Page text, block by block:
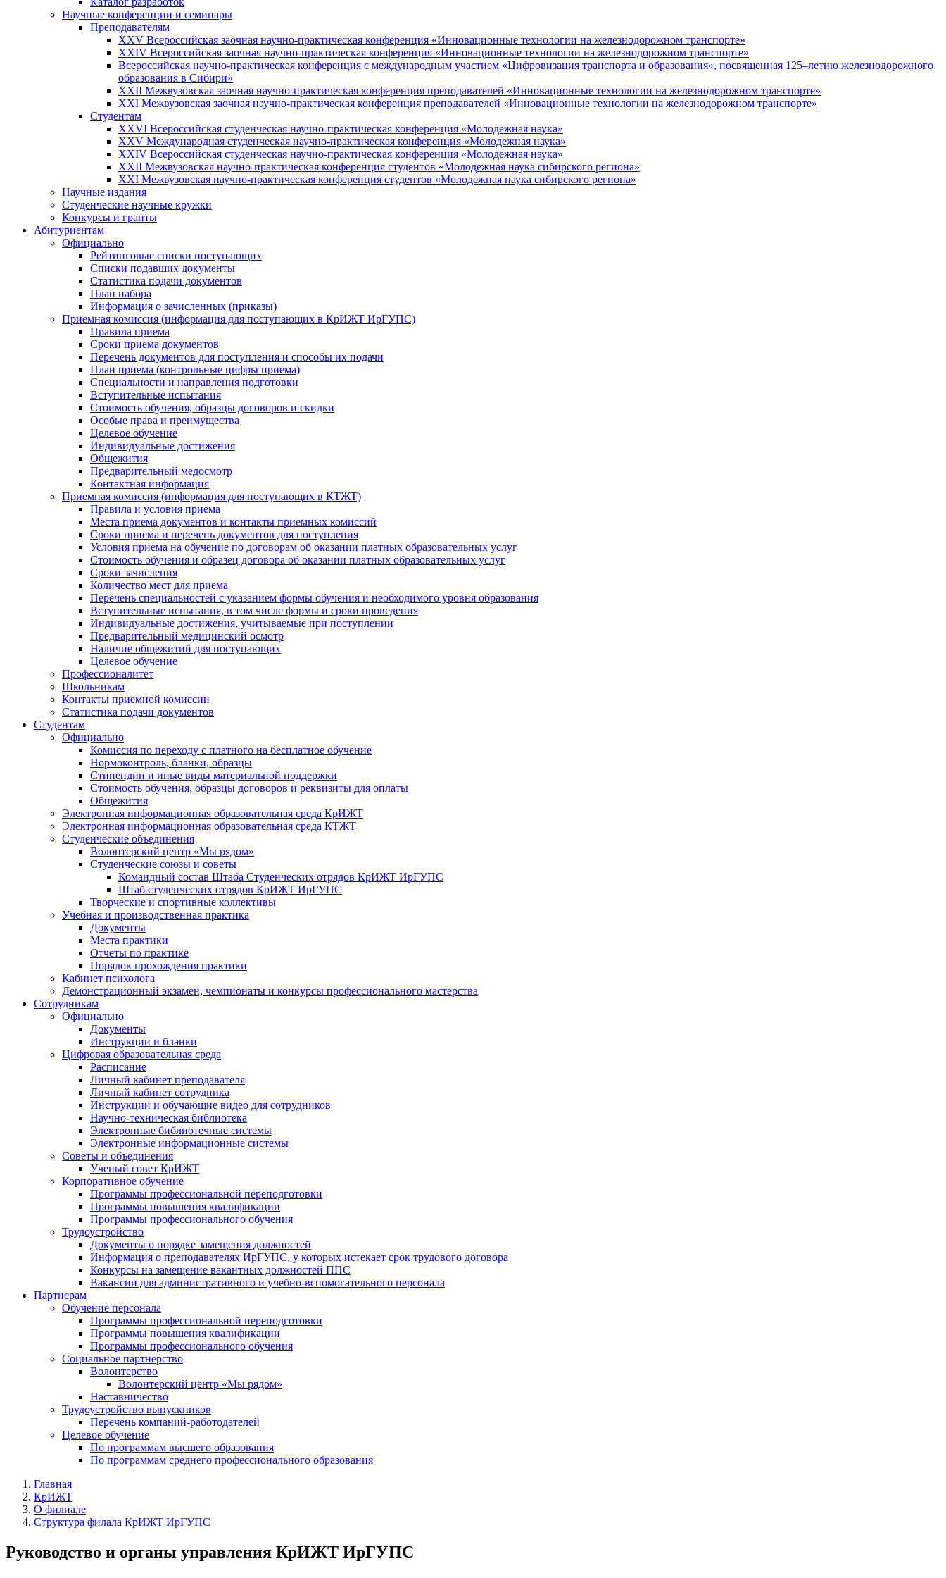
Научные конференции и семинары
Преподавателям
XXV Всероссийская заочная научно-практическая конференция «Инновационные технологии на железнодорожном транспорте»
XXIV Всероссийская заочная научно-практическая конференция «Инновационные технологии на железнодорожном транспорте»
Всероссийская научно-практическая конференция с международным участием «Цифровизация транспорта и образования», посвященная 125–летию железнодорожного
образования в Сибири»
XXII Межвузовская заочная научно-практическая конференция преподавателей «Инновационные технологии на железнодорожном транспорте»
XXI Межвузовская заочная научно-практическая конференция преподавателей «Инновационные технологии на железнодорожном транспорте»
Студентам
XXVI Всероссийская студенческая научно-практическая конференция «Молодежная наука»
XXV Международная студенческая научно-практическая конференция «Молодежная наука»
XXIV Всероссийская студенческая научно-практическая конференция «Молодежная наука»
XXII Межвузовская научно-практическая конференция студентов «Молодежная наука сибирского региона»
XXI Межвузовская научно-практическая конференция студентов «Молодежная наука сибирского региона»
Научные издания
Студенческие научные кружки
Конкурсы и гранты
Абитуриентам
Официально
Рейтинговые списки поступающих
Списки подавших документы
Статистика подачи документов
План набора
Информация о зачисленных (приказы)
Приемная комиссия (информация для поступающих в КрИЖТ ИрГУПС)
Правила приема
Сроки приема документов
Перечень документов для поступления и способы их подачи
План приема (контрольные цифры приема)
Специальности и направления подготовки
Вступительные испытания
Стоимость обучения, образцы договоров и скидки
Особые права и преимущества
Целевое обучение
Индивидуальные достижения
Общежития
Предварительный медосмотр
Контактная информация
Приемная комиссия (информация для поступающих в КТЖТ)
Правила и условия приема
Места приема документов и контакты приемных комиссий
Сроки приема и перечень документов для поступления
Условия приема на обучение по договорам об оказании платных образовательных услуг
Стоимость обучения и образец договора об оказании платных образовательных услуг
Сроки зачисления
Количество мест для приема
Перечень специальностей с указанием формы обучения и необходимого уровня образования
Вступительные испытания, в том числе формы и сроки проведения
Индивидуальные достижения, учитываемые при поступлении
Предварительный медицинский осмотр
Наличие общежитий для поступающих
Целевое обучение
Профессионалитет
Школьникам
Контакты приемной комиссии
Статистика подачи документов
Студентам
Официально
Комиссия по переходу с платного на бесплатное обучение
Нормоконтроль, бланки, образцы
Стипендии и иные виды материальной поддержки
Стоимость обучения, образцы договоров и реквизиты для оплаты
Общежития
Электронная информационная образовательная среда КрИЖТ
Электронная информационная образовательная среда КТЖТ
Студенческие объединения
Волонтерский центр «Мы рядом»
Студенческие союзы и советы
Командный состав Штаба Студенческих отрядов КрИЖТ ИрГУПС
Штаб студенческих отрядов КрИЖТ ИрГУПС
Творческие и спортивные коллективы
Учебная и производственная практика
Документы
Места практики
Отчеты по практике
Порядок прохождения практики
Кабинет психолога
Демонстрационный экзамен, чемпионаты и конкурсы профессионального мастерства
Сотрудникам
Официально
Документы
Инструкции и бланки
Цифровая образовательная среда
Расписание
Личный кабинет преподавателя
Личный кабинет сотрудника
Инструкции и обучающие видео для сотрудников
Научно-техническая библиотека
Электронные библиотечные системы
Электронные информационные системы
Советы и объединения
Ученый совет КрИЖТ
Корпоративное обучение
Программы профессиональной переподготовки
Программы повышения квалификации
Программы профессионального обучения
Трудоустройство
Документы о порядке замещения должностей
Информация о преподавателях ИрГУПС, у которых истекает срок трудового договора
Конкурсы на замещение вакантных должностей ППС
Вакансии для административного и учебно-вспомогательного персонала
Партнерам
Обучение персонала
Программы профессиональной переподготовки
Программы повышения квалификации
Программы профессионального обучения
Социальное партнерство
Волонтерство
Волонтерский центр «Мы рядом»
Наставничество
Трудоустройство выпускников
Перечень компаний-работодателей
Целевое обучение
По программам высшего образования
По программам среднего профессионального образования
Главная
КрИЖТ
О филиале
Структура филала КрИЖТ ИрГУПС
Руководство и органы управления КрИЖТ ИрГУПС